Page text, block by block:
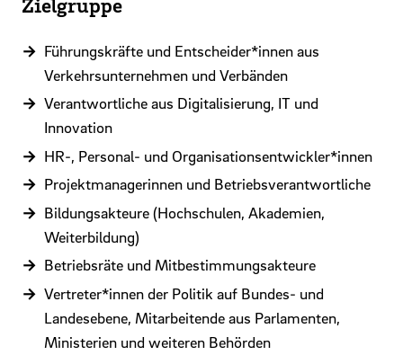
Führungskräfte und Entscheider*innen aus
Verkehrsunternehmen und Verbänden
Verantwortliche aus Digitalisierung, IT und
Innovation
HR-, Personal- und Organisationsentwickler*innen
Projektmanagerinnen und Betriebsverantwortliche
Bildungsakteure (Hochschulen, Akademien,
Weiterbildung)
Betriebsräte und Mitbestimmungsakteure
Vertreter*innen der Politik auf Bundes- und
Landesebene, Mitarbeitende aus Parlamenten,
Ministerien und weiteren Behörden